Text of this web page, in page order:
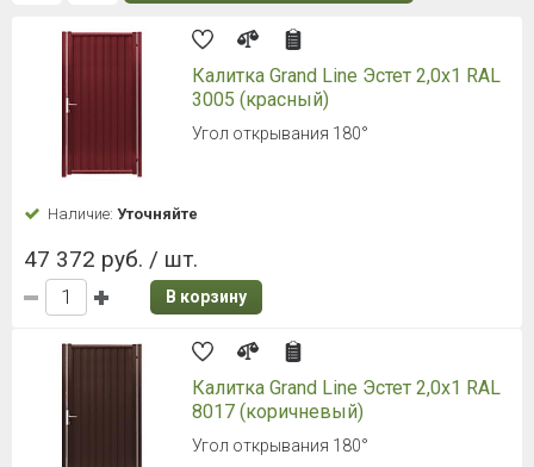
Калитка Grand Line Эстет 2,0x1 RAL
3005 (красный)
Угол открывания 180°
Наличие: Уточняйте
47 372 руб. / шт.
В корзину
Калитка Grand Line Эстет 2,0x1 RAL
8017 (коричневый)
Угол открывания 180°